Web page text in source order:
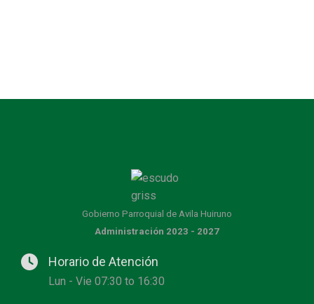
Gobierno Parroquial de Avila Huiruno
Administración 2023 - 2027
Horario de Atención
Lun - Vie 07:30 to 16:30